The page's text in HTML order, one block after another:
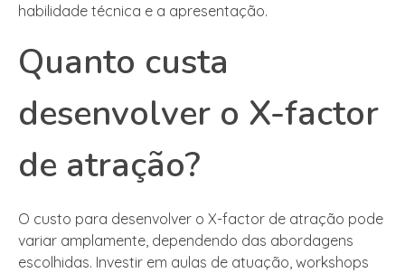
habilidade técnica e a apresentação.
Quanto custa
desenvolver o X-factor
de atração?
O custo para desenvolver o X-factor de atração pode
variar amplamente, dependendo das abordagens
escolhidas. Investir em aulas de atuação, workshops